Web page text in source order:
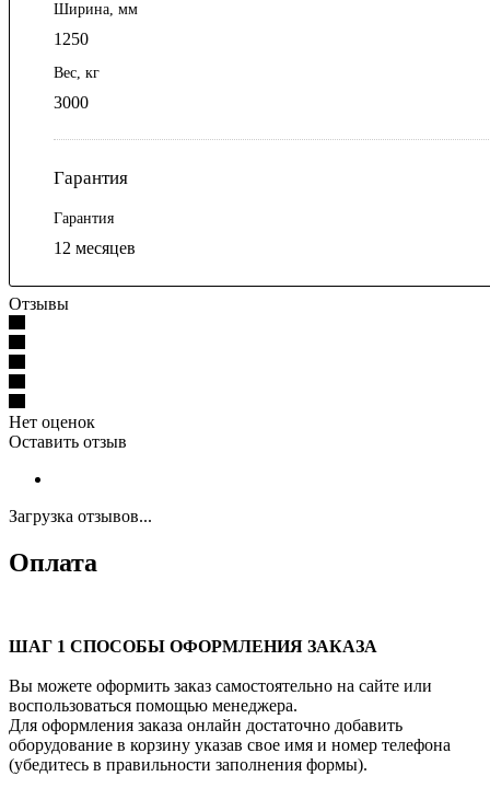
Ширина, мм
1250
Вес, кг
3000
Гарантия
Гарантия
12 месяцев
Отзывы
Нет оценок
Оставить отзыв
Загрузка отзывов...
Оплата
ШАГ 1 СПОСОБЫ ОФОРМЛЕНИЯ ЗАКАЗА
Вы можете оформить заказ самостоятельно на сайте или
воспользоваться помощью менеджера.
Для оформления заказа онлайн достаточно добавить
оборудование в корзину указав свое имя и номер телефона
(убедитесь в правильности заполнения формы).